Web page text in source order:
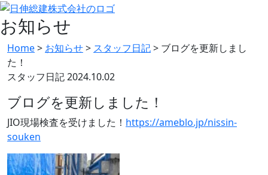
お知らせ
Home> お知らせ> スタッフ日記> ブログを更新しまし
た！
スタッフ日記2024.10.02
ブログを更新しました！
JIO現場検査を受けました！ https://ameblo.jp/nissin-
souken